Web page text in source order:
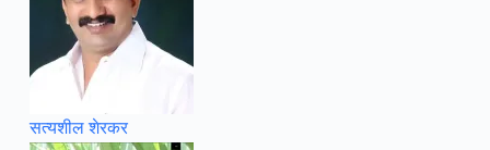
सत्यशील शेरकर